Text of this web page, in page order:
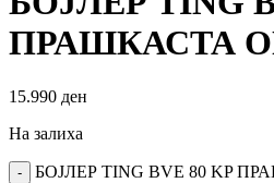
ПРАШКАСТА
15.990 ден
На залиха
БОЈЛЕР TING BVE 80 KP